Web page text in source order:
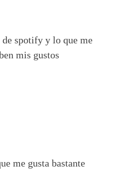
spotify y lo que me
mis gustos
me gusta bastante